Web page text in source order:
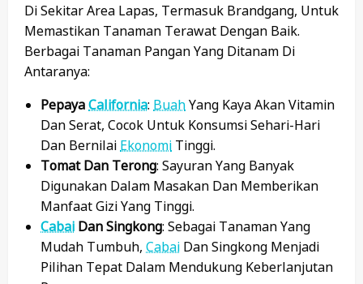
Di Sekitar Area Lapas, Termasuk Brandgang, Untuk
Memastikan Tanaman Terawat Dengan Baik.
Berbagai Tanaman Pangan Yang Ditanam Di
Antaranya:
PepayaCalifornia: BuahYang Kaya Akan Vitamin
Dan Serat, Cocok Untuk Konsumsi Sehari-Hari
Dan Bernilai Ekonomi Tinggi.
Tomat Dan Terong: Sayuran Yang Banyak
Digunakan Dalam Masakan Dan Memberikan
Manfaat Gizi Yang Tinggi.
Cabai Dan Singkong: Sebagai Tanaman Yang
Mudah Tumbuh, Cabai Dan Singkong Menjadi
Pilihan Tepat Dalam Mendukung Keberlanjutan